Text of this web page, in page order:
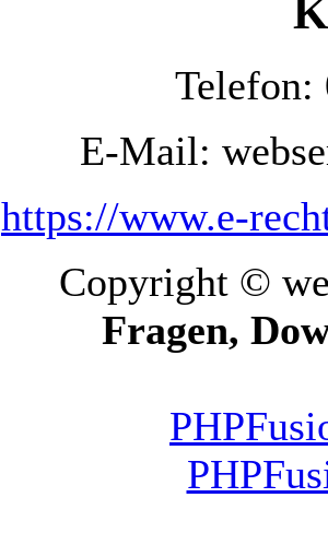
Telefon:
E-Mail:
https://www.e-
Copyright ©
Fragen,